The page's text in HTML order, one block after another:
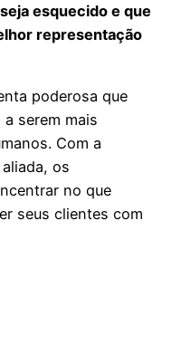
esquecido e que
representação
poderosa que
serem mais
Com a
os
no que
seus clientes com